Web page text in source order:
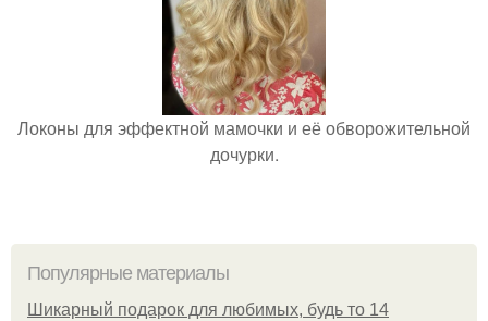
Локоны для эффектной мамочки и её обворожительной
дочурки.
Популярные материалы
Шикарный подарок для любимых, будь то 14